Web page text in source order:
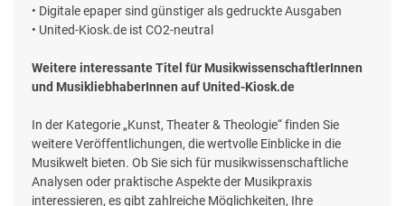
• Digitale epaper sind günstiger als gedruckte Ausgaben
• United-Kiosk.de ist CO2-neutral
Weitere interessante Titel für MusikwissenschaftlerInnen
und MusikliebhaberInnen auf United-Kiosk.de
In der Kategorie „Kunst, Theater & Theologie“ finden Sie
weitere Veröffentlichungen, die wertvolle Einblicke in die
Musikwelt bieten. Ob Sie sich für musikwissenschaftliche
Analysen oder praktische Aspekte der Musikpraxis
interessieren, es gibt zahlreiche Möglichkeiten, Ihre